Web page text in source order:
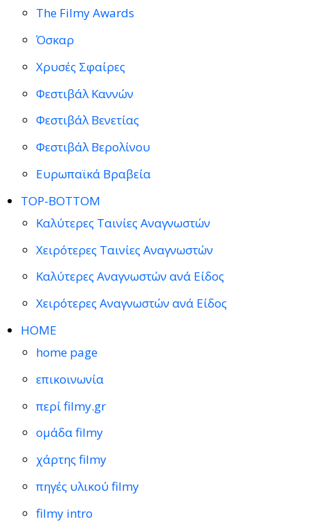
The Filmy Awards
Όσκαρ
Χρυσές Σφαίρες
Φεστιβάλ Καννών
Φεστιβάλ Βενετίας
Φεστιβάλ Βερολίνου
Ευρωπαϊκά Βραβεία
TOP-BOTTOM
Καλύτερες Ταινίες Αναγνωστών
Χειρότερες Ταινίες Αναγνωστών
Καλύτερες Αναγνωστών ανά Είδος
Χειρότερες Αναγνωστών ανά Είδος
HOME
home page
επικοινωνία
περί filmy.gr
ομάδα filmy
χάρτης filmy
πηγές υλικού filmy
filmy intro